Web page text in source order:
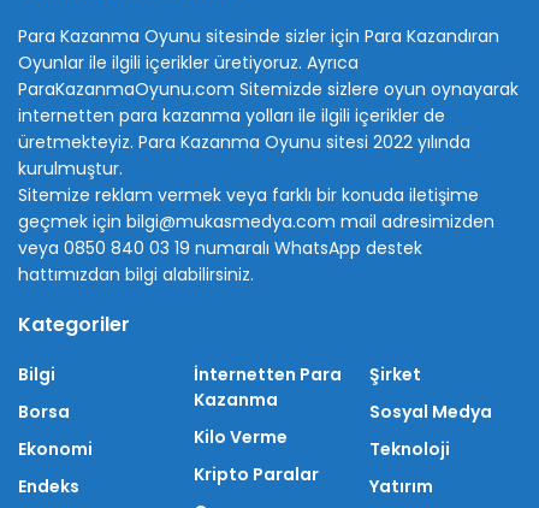
Para Kazanma Oyunu sitesinde sizler için Para Kazandıran
Oyunlar ile ilgili içerikler üretiyoruz. Ayrıca
ParaKazanmaOyunu.com Sitemizde sizlere oyun oynayarak
internetten para kazanma yolları ile ilgili içerikler de
üretmekteyiz. Para Kazanma Oyunu sitesi 2022 yılında
kurulmuştur.
Sitemize reklam vermek veya farklı bir konuda iletişime
geçmek için bilgi@mukasmedya.com mail adresimizden
veya 0850 840 03 19 numaralı WhatsApp destek
hattımızdan bilgi alabilirsiniz.
Kategoriler
Bilgi
Borsa
Ekonomi
Endeks
İnternetten Para
Kazanma
Kilo Verme
Kripto Paralar
Şirket
Sosyal Medya
Teknoloji
Yatırım